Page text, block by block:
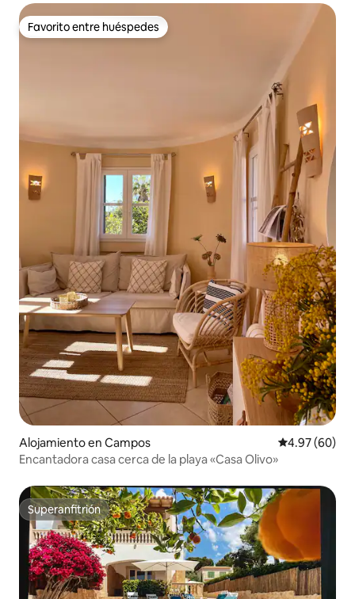
Favorito entre huéspedes
Favorito entre huéspedes
Alojamiento en Campos Calificación
4.97 (60)
Encantadora casa cerca de la playa «Casa Olivo»
Superanfitrión
Superanfitrión